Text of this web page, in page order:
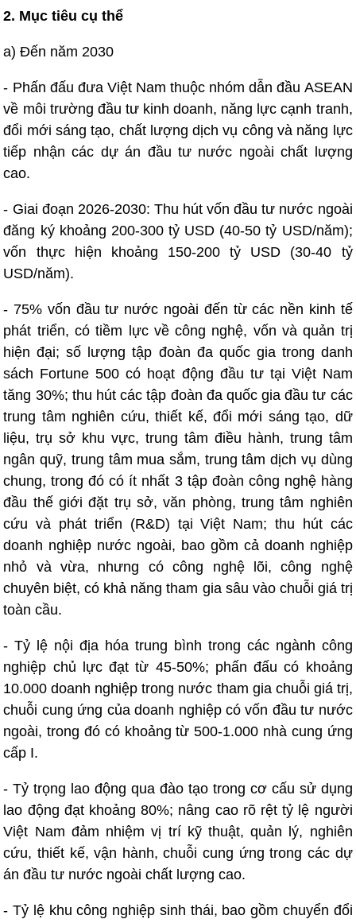
2. Mục tiêu cụ thể
a) Đến năm 2030
- Phấn đấu đưa Việt Nam thuộc nhóm dẫn đầu ASEAN
về môi trường đầu tư kinh doanh, năng lực cạnh tranh,
đổi mới sáng tạo, chất lượng dịch vụ công và năng lực
tiếp nhận các dự án đầu tư nước ngoài chất lượng
cao.
- Giai đoạn 2026-2030: Thu hút vốn đầu tư nước ngoài
đăng ký khoảng 200-300 tỷ USD (40-50 tỷ USD/năm);
vốn thực hiện khoảng 150-200 tỷ USD (30-40 tỷ
USD/năm).
- 75% vốn đầu tư nước ngoài đến từ các nền kinh tế
phát triển, có tiềm lực về công nghệ, vốn và quản trị
hiện đại; số lượng tập đoàn đa quốc gia trong danh
sách Fortune 500 có hoạt động đầu tư tại Việt Nam
tăng 30%; thu hút các tập đoàn đa quốc gia đầu tư các
trung tâm nghiên cứu, thiết kế, đổi mới sáng tạo, dữ
liệu, trụ sở khu vực, trung tâm điều hành, trung tâm
ngân quỹ, trung tâm mua sắm, trung tâm dịch vụ dùng
chung, trong đó có ít nhất 3 tập đoàn công nghệ hàng
đầu thế giới đặt trụ sở, văn phòng, trung tâm nghiên
cứu và phát triển (R&D) tại Việt Nam; thu hút các
doanh nghiệp nước ngoài, bao gồm cả doanh nghiệp
nhỏ và vừa, nhưng có công nghệ lõi, công nghệ
chuyên biệt, có khả năng tham gia sâu vào chuỗi giá trị
toàn cầu.
- Tỷ lệ nội địa hóa trung bình trong các ngành công
nghiệp chủ lực đạt từ 45-50%; phấn đấu có khoảng
10.000 doanh nghiệp trong nước tham gia chuỗi giá trị,
chuỗi cung ứng của doanh nghiệp có vốn đầu tư nước
ngoài, trong đó có khoảng từ 500-1.000 nhà cung ứng
cấp I.
- Tỷ trọng lao động qua đào tạo trong cơ cấu sử dụng
lao động đạt khoảng 80%; nâng cao rõ rệt tỷ lệ người
Việt Nam đảm nhiệm vị trí kỹ thuật, quản lý, nghiên
cứu, thiết kế, vận hành, chuỗi cung ứng trong các dự
án đầu tư nước ngoài chất lượng cao.
- Tỷ lệ khu công nghiệp sinh thái, bao gồm chuyển đổi